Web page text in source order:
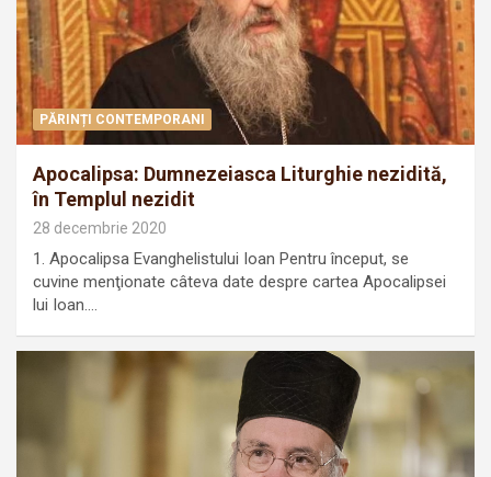
PĂRINȚI CONTEMPORANI
Apocalipsa: Dumnezeiasca Liturghie nezidită,
în Templul nezidit
28 decembrie 2020
1. Apocalipsa Evanghelistului Ioan Pentru început, se
cuvine menţionate câteva date despre cartea Apocalipsei
lui Ioan.…